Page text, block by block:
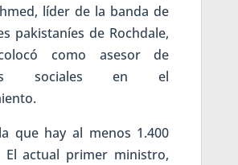
líder de la banda de
pakistaníes de Rochdale,
como asesor de
sociales en el
que hay al menos 1.400
El actual primer ministro,